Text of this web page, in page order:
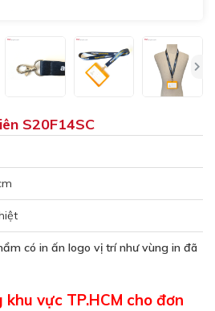
S20F14SC
có in ấn logo vị trí như vùng in đã
vực TP.HCM cho đơn